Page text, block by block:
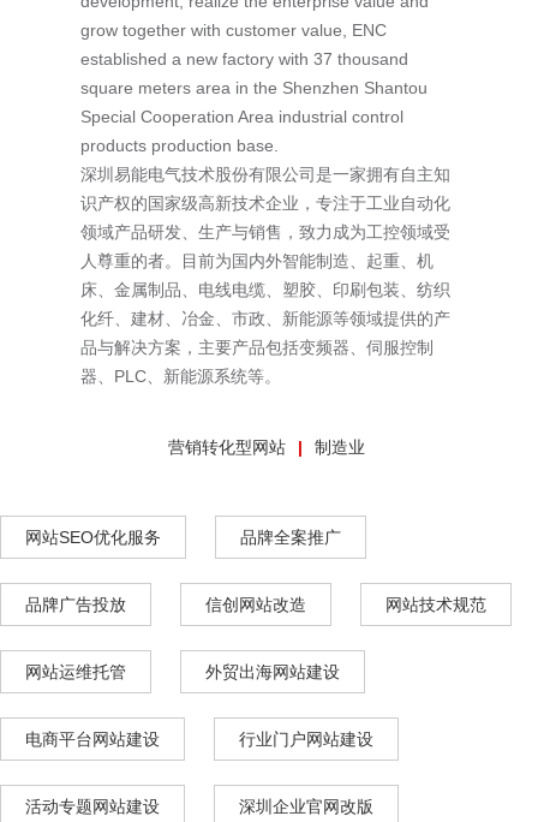
grow together with customer value, ENC
established a new factory with 37 thousand
square meters area in the Shenzhen Shantou
Special Cooperation Area industrial control
products production base.
深圳易能电气技术股份有限公司是一家拥有自主知
识产权的国家级高新技术企业，专注于工业自动化
领域产品研发、生产与销售，致力成为工控领域受
人尊重的者。目前为国内外智能制造、起重、机
床、金属制品、电线电缆、塑胶、印刷包装、纺织
化纤、建材、冶金、市政、新能源等领域提供的产
品与解决方案，主要产品包括变频器、伺服控制
器、PLC、新能源系统等。
营销转化型网站 制造业
网站SEO优化服务 品牌全案推广
品牌广告投放 信创网站改造 网站技术规范
网站运维托管 外贸出海网站建设
电商平台网站建设 行业门户网站建设
活动专题网站建设 深圳企业官网改版